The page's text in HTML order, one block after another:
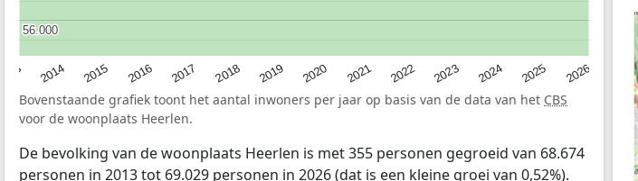
2014 2015 2016 2017 2018 2019 2020 2021 2022 2023 2024 2025 2026
56.000
56.000
Bovenstaande grafiek toont het aantal inwoners per jaar op basis van de data van het CBS
voor de woonplaats Heerlen.
De bevolking van de woonplaats Heerlen is met 355 personen gegroeid van 68.674
personen in 2013 tot 69.029 personen in 2026 (dat is een kleine groei van 0,52%).